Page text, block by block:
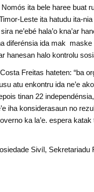
ita bele haree buat
Leste ita hatudu ita-
ne’ebé hala’o kna’ar
diferénsia ida mak
hanesan halo kontrolu
Freitas hateten: “ba
atu enkontru ida ne’e
tinan 22
iha konsiderasaun no
ka la’e. espera
Sivíl,